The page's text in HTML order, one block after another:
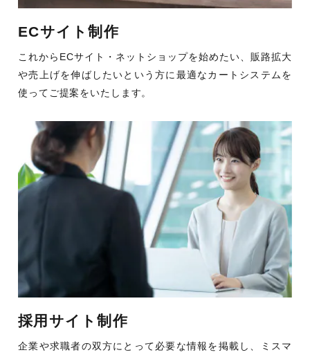
ECサイト制作
これからECサイト・ネットショップを始めたい、販路拡大
や売上げを伸ばしたいという方に最適なカートシステムを
使ってご提案をいたします。
採用サイト制作
企業や求職者の双方にとって必要な情報を掲載し、ミスマ